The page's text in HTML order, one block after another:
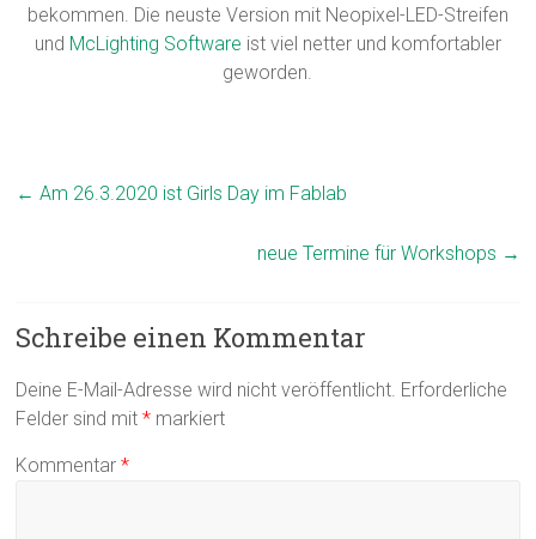
bekommen. Die neuste Version mit Neopixel-LED-Streifen
und McLighting Software ist viel netter und komfortabler
geworden.
← Am 26.3.2020 ist Girls Day im Fablab
neue Termine für Workshops →
Schreibe einen Kommentar
Deine E-Mail-Adresse wird nicht veröffentlicht. Erforderliche
Felder sind mit* markiert
Kommentar*